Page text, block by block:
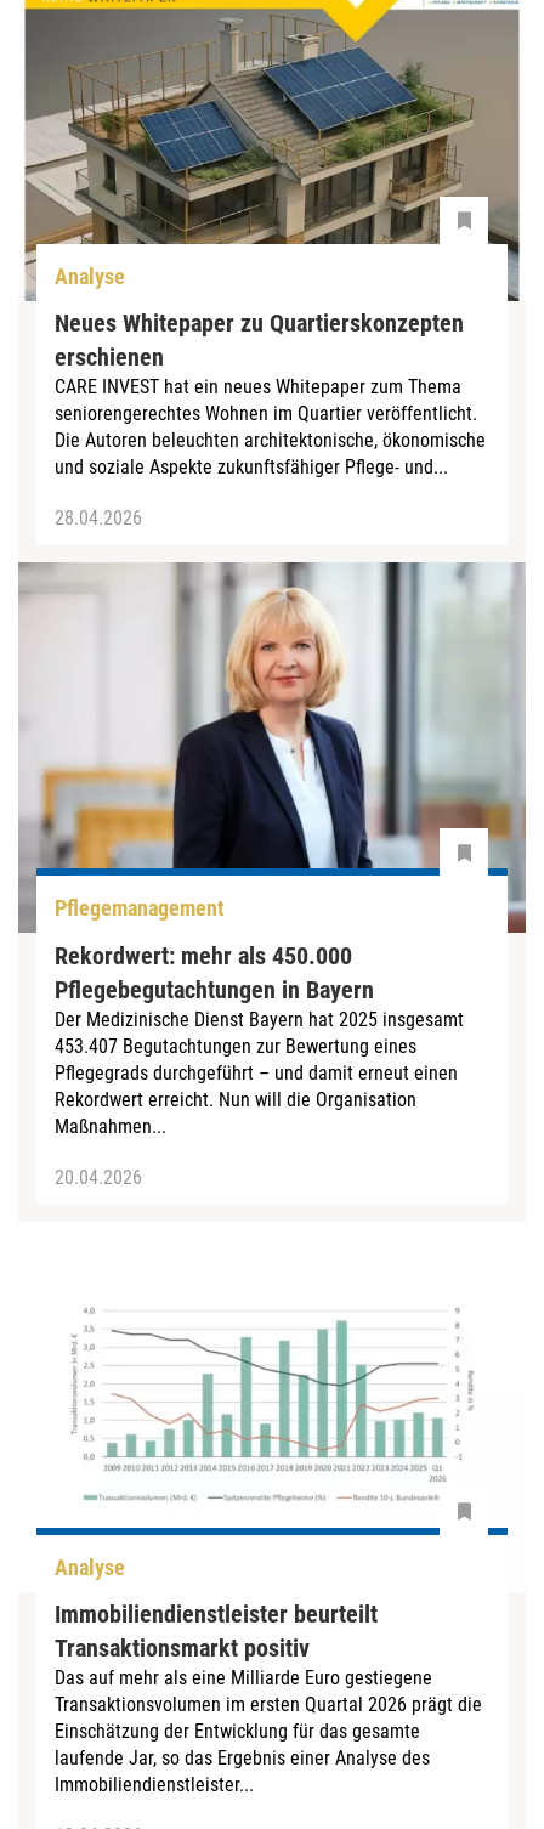
Analyse
Neues Whitepaper zu Quartierskonzepten
erschienen
CARE INVEST hat ein neues Whitepaper zum Thema
seniorengerechtes Wohnen im Quartier veröffentlicht.
Die Autoren beleuchten architektonische, ökonomische
und soziale Aspekte zukunftsfähiger Pflege- und...
28.04.2026
Pflegemanagement
Rekordwert: mehr als 450.000
Pflegebegutachtungen in Bayern
Der Medizinische Dienst Bayern hat 2025 insgesamt
453.407 Begutachtungen zur Bewertung eines
Pflegegrads durchgeführt – und damit erneut einen
Rekordwert erreicht. Nun will die Organisation
Maßnahmen...
20.04.2026
Analyse
Immobiliendienstleister beurteilt
Transaktionsmarkt positiv
Das auf mehr als eine Milliarde Euro gestiegene
Transaktionsvolumen im ersten Quartal 2026 prägt die
Einschätzung der Entwicklung für das gesamte
laufende Jar, so das Ergebnis einer Analyse des
Immobiliendienstleister...